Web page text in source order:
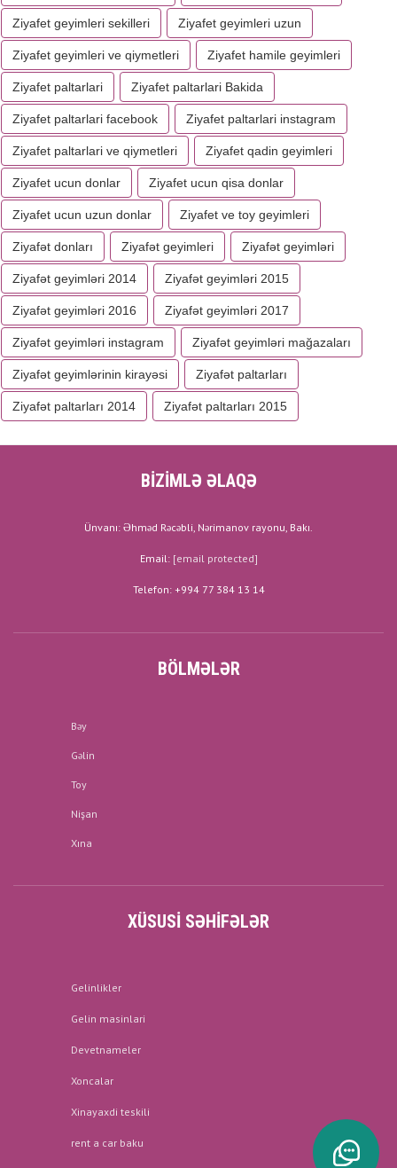
Ziyafet geyimleri sekilleri Ziyafet geyimleri uzun
Ziyafet geyimleri ve qiymetleri Ziyafet hamile geyimleri
Ziyafet paltarlari Ziyafet paltarlari Bakida
Ziyafet paltarlari facebook Ziyafet paltarlari instagram
Ziyafet paltarlari ve qiymetleri Ziyafet qadin geyimleri
Ziyafet ucun donlar Ziyafet ucun qisa donlar
Ziyafet ucun uzun donlar Ziyafet ve toy geyimleri
Ziyafət donları Ziyafət geyimleri Ziyafət geyimləri
Ziyafət geyimləri 2014 Ziyafət geyimləri 2015
Ziyafət geyimləri 2016 Ziyafət geyimləri 2017
Ziyafət geyimləri instagram Ziyafət geyimləri mağazaları
Ziyafət geyimlərinin kirayəsi Ziyafət paltarları
Ziyafət paltarları 2014 Ziyafət paltarları 2015
BİZİMLƏ ƏLAQƏ
Ünvanı: Əhməd Rəcəbli, Nərimanov rayonu, Bakı.
Email: [email protected]
Telefon: +994 77 384 13 14
BÖLMƏLƏR
Bəy
Gəlin
Toy
Nişan
Xına
XÜSUSI SƏHIFƏLƏR
Gelinlikler
Gelin masinlari
Devetnameler
Xoncalar
Xinayaxdi teskili
rent a car baku